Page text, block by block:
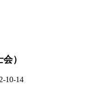
）
10-14